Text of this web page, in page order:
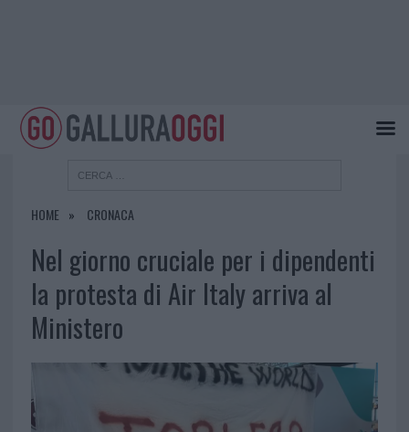
HOME CRONACA
Nel giorno cruciale per i dipendenti
la protesta di Air Italy arriva al
Ministero